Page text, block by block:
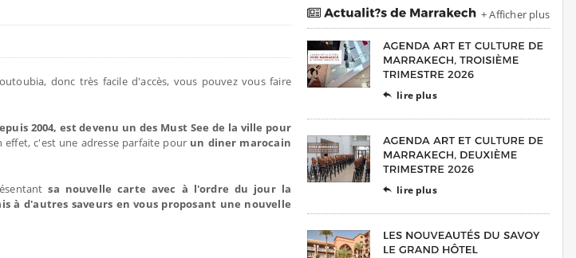
donc très facile d'accès, vous pouvez vous faire
2004, est devenu un des Must See de la ville pour
c'est une adresse parfaite pour un diner marocain
sa nouvelle carte avec à l'ordre du jour la
à d'autres saveurs en vous proposant une nouvelle
+ Afficher plus
 lire plus
 lire plus